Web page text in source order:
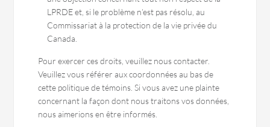
LPRDE et, si le problème n’est pas résolu, au
Commissariat à la protection de la vie privée du
Canada.
Pour exercer ces droits, veuillez nous contacter.
Veuillez vous référer aux coordonnées au bas de
cette politique de témoins. Si vous avez une plainte
concernant la façon dont nous traitons vos données,
nous aimerions en être informés.